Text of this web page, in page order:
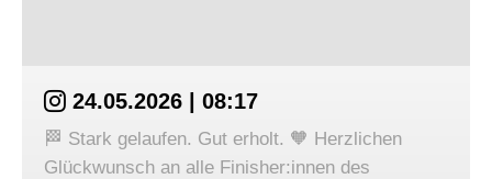
24.05.2026 | 08:17
🏁 Stark gelaufen. Gut erholt. 🧡 Herzlichen
Glückwunsch an alle Finisher:innen des